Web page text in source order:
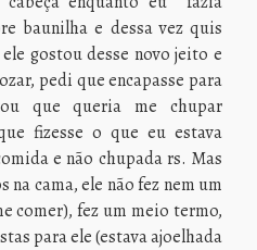
baunilha e dessa vez quis
gostou desse novo jeito e
pedi que encapasse para
que queria me chupar
fizesse o que eu estava
e não chupada rs. Mas
cama, ele não fez nem um
comer), fez um meio termo,
para ele (estava ajoelhada